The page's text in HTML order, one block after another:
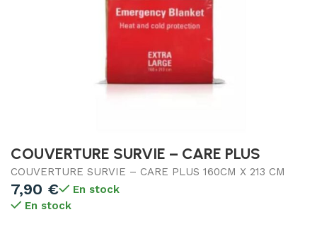
COUVERTURE SURVIE – CARE PLUS
COUVERTURE SURVIE – CARE PLUS 160CM X 213 CM
7,90 €
En stock
En stock